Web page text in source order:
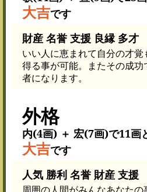
大吉です
財産 名誉 支援 良縁 多才
いい人に恵まれて自分の才
得る事が可能。またその成
者になります。
外格
内(4画) ＋ 宏(7画)で11画
大吉です
人気 勝利 名誉 財産 支援